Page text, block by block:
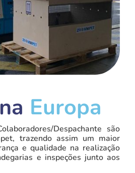
Europa
Despachante são
trazendo assim um maior
e qualidade na realização
e inspeções junto aos